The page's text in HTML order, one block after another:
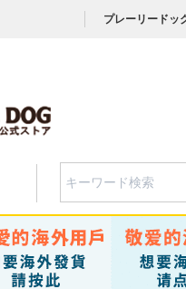
プレーリードッ